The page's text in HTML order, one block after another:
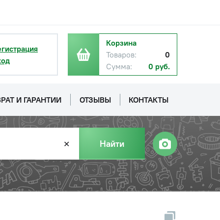
Корзина
Товаров:
0
Сумма:
0 руб.
И ГАРАНТИИ ОТЗЫВЫ КОНТАКТЫ
✕ Найти